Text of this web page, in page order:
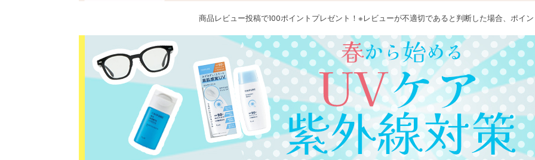
商品レビュー投稿で100ポイントプレゼント！※レビューが不適切であると判断した場合、ポイ